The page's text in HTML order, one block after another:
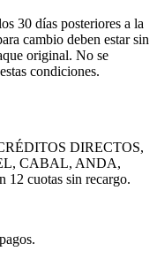
30 días posteriores a la
cambio deben estar sin
original. No se
condiciones.
DIRECTOS,
CABAL, ANDA,
cuotas sin recargo.